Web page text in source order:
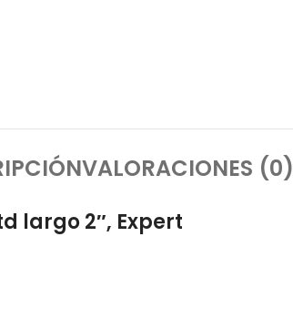
VALORACIONES (0)
largo 2″, Expert